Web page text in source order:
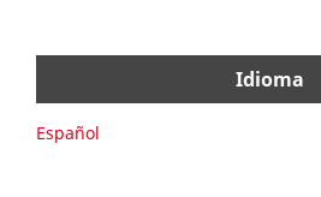
Idioma
Español